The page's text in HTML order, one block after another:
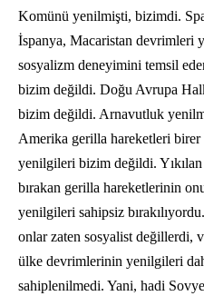
Komünü yenilmişti, bizimdi.
İspanya, Maca­ristan devrimleri
sosyalizm deneyimini temsil
bizim değildi. Doğu Avrupa
bizim değildi. Arnavutluk
Amerika gerilla ha­reketleri birer
yenilgileri bizim değildi.
bırakan gerilla hare­ketlerinin
yenilgileri sahipsiz
onlar zaten sosyalist değillerdi,
ülke devrimlerinin yenilgileri
sahiplenilmedi. Yani, hadi